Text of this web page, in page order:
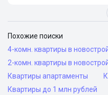
Похожие поиски
4-комн. квартиры в
2-комн. квартиры в
Квартиры апартаменты
Квартиры до 1 млн рублей